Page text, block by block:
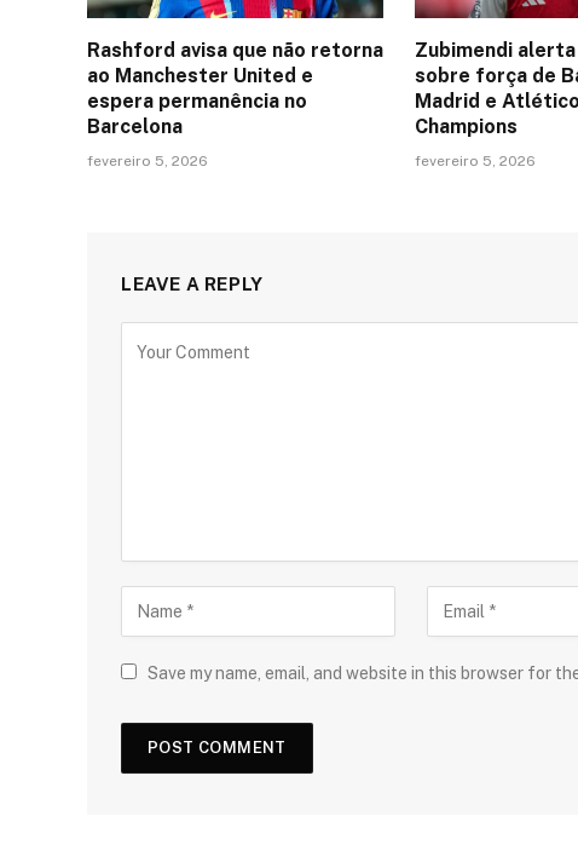
Rashford avisa que não retorna
ao Manchester United e
espera permanência no
Barcelona
fevereiro 5, 2026
Zubimendi
sobre força de
Madrid e
Champions
fevereiro 5, 2026
LEAVE A REPLY
Save my name, email, and website in this browser for